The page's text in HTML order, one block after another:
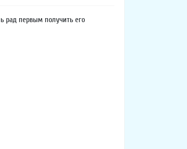
рад первым получить его